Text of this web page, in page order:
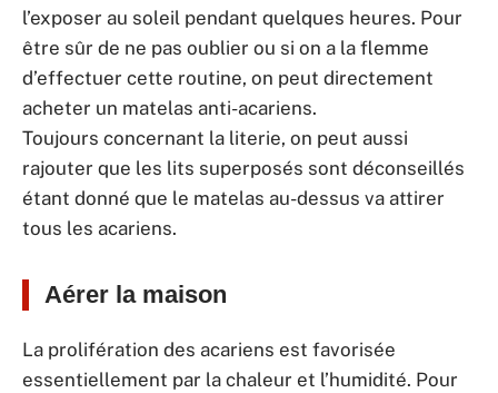
l’exposer au soleil pendant quelques heures. Pour
être sûr de ne pas oublier ou si on a la flemme
d’effectuer cette routine, on peut directement
acheter un matelas anti-acariens.
Toujours concernant la literie, on peut aussi
rajouter que les lits superposés sont déconseillés
étant donné que le matelas au-dessus va attirer
tous les acariens.
Aérer la maison
La prolifération des acariens est favorisée
essentiellement par la chaleur et l’humidité. Pour